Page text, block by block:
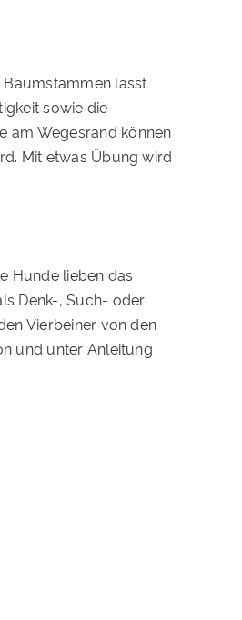
lässt
sowie die
am Wegesrand können
Mit etwas Übung wird
Hunde lieben das
Denk-, Such- oder
Vierbeiner von den
und unter Anleitung